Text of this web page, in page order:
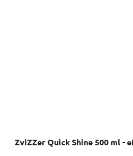
ZviZZer Quick Shine 500 ml -